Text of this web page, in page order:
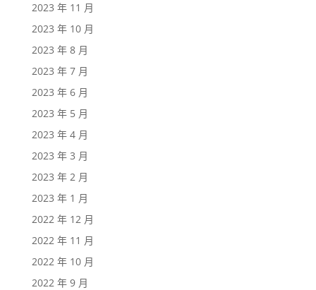
2023 年 11 月
2023 年 10 月
2023 年 8 月
2023 年 7 月
2023 年 6 月
2023 年 5 月
2023 年 4 月
2023 年 3 月
2023 年 2 月
2023 年 1 月
2022 年 12 月
2022 年 11 月
2022 年 10 月
2022 年 9 月